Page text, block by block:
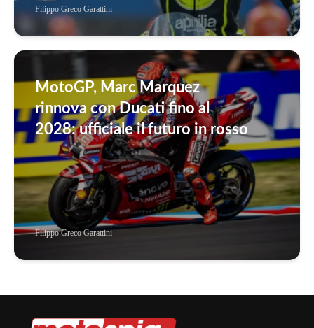
Filippo Greco Garattini
MotoGP, Marc Marquez
rinnova con Ducati fino al
2028: ufficiale il futuro in rosso
Filippo Greco Garattini